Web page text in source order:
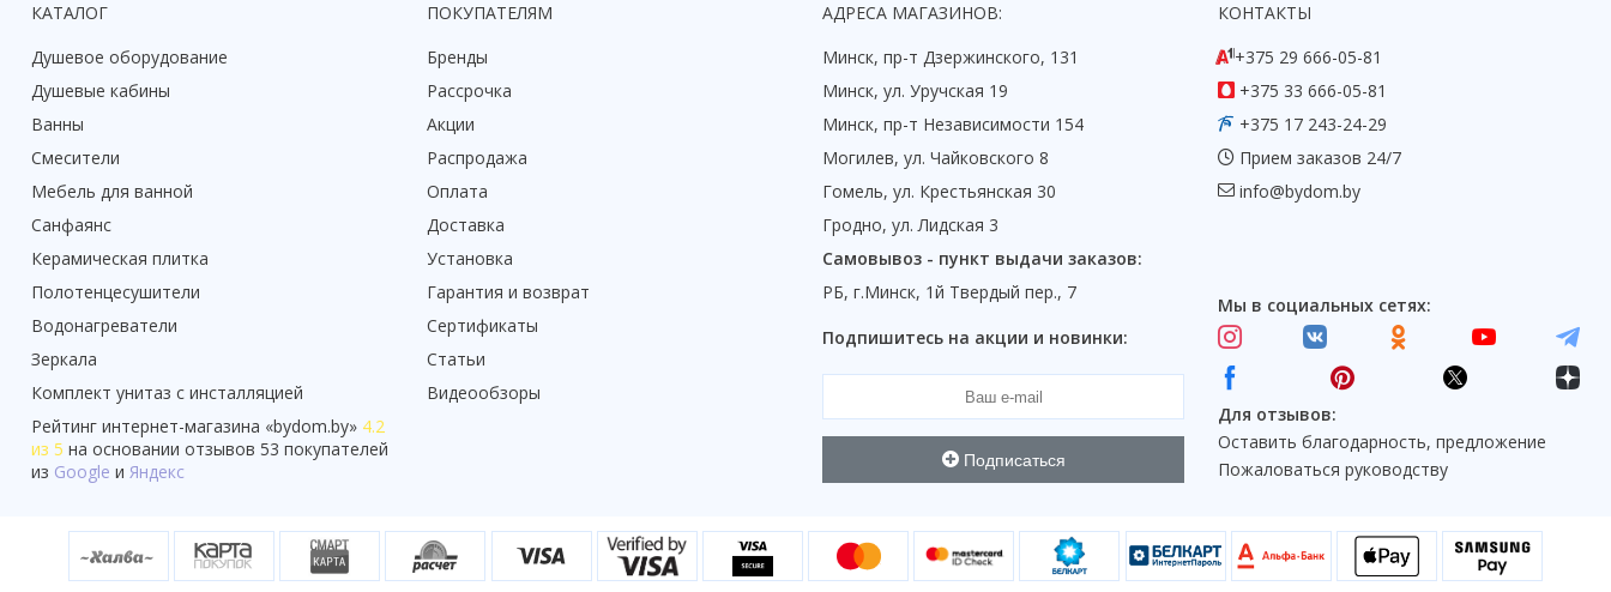
КАТАЛОГ
Душевое оборудование
Душевые кабины
Ванны
Смесители
Мебель для ванной
Санфаянс
Керамическая плитка
Полотенцесушители
Водонагреватели
Зеркала
Комплект унитаз с инсталляцией
Рейтинг интернет-магазина «bydom.by» 4.2
из 5 на основании отзывов 53 покупателей
из Google и Яндекс
ПОКУПАТЕЛЯМ
Бренды
Рассрочка
Акции
Распродажа
Оплата
Доставка
Установка
Гарантия и возврат
Сертификаты
Статьи
Видеообзоры
АДРЕСА МАГАЗИНОВ:
Минск, пр-т Дзержинского, 131
Минск, ул. Уручская 19
Минск, пр-т Независимости 154
Могилев, ул. Чайковского 8
Гомель, ул. Крестьянская 30
Гродно, ул. Лидская 3
Самовывоз - пункт выдачи заказов:
РБ, г.Минск, 1й Твердый пер., 7
Подпишитесь на акции и новинки:
Подписаться
КОНТАКТЫ
+375 29 666-05-81
+375 33 666-05-81
+375 17 243-24-29
Прием заказов 24/7
info@bydom.by
Мы в социальных сетях:
Для отзывов:
Оставить благодарность, предложение
Пожаловаться руководству